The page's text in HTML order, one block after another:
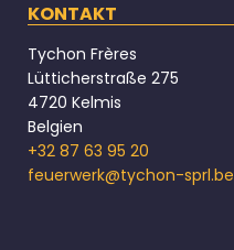
KONTAKT
Tychon Frères
Lütticherstraße 275
4720 Kelmis
Belgien
+32 87 63 95 20
feuerwerk@tychon-sprl.be